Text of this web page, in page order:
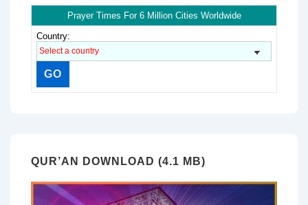
Prayer Times For 6 Million Cities Worldwide
Country:
QUR’AN DOWNLOAD (4.1 MB)